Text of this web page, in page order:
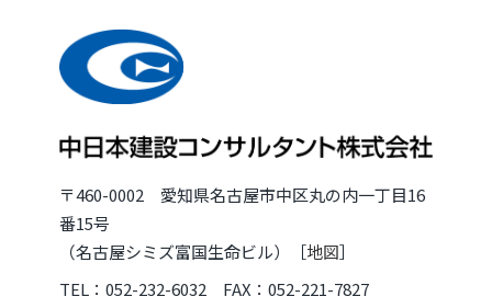
〒460-0002 愛知県名古屋市中区丸の内一丁目16
番15号
（名古屋シミズ富国生命ビル）［地図］
TEL：052-232-6032 FAX：052-221-7827